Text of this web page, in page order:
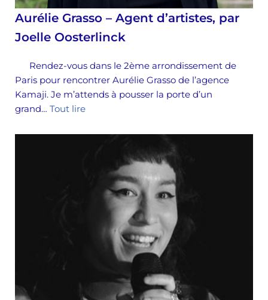
Aurélie Grasso – Agent d’artistes, par
Joelle Oosterlinck
Rendez-vous dans le 2ème arrondissement de
Paris pour rencontrer Aurélie Grasso de l’agence
Kamaji. Je m’attends à pousser la porte d’un
grand… Tout lire